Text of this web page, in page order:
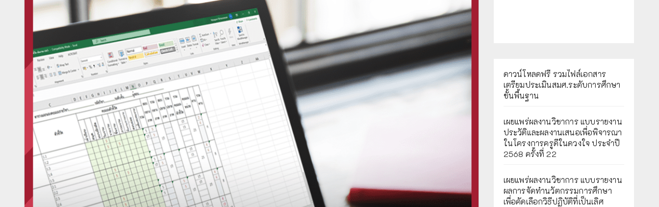
ดาวน์โหลดฟรี รวมไฟล์เอกสาร
เตรียมประเมินสมศ.ระดับการศึกษา
ขั้นพื้นฐาน
เผยแพร่ผลงานวิชาการ แบบรายงาน
ประวัติและผลงานเสนอเพื่อพิจารณา
ในโครงการครูดีในดวงใจ ประจำปี
2568 ครั้งที่ 22
เผยแพร่ผลงานวิชาการ แบบรายงาน
ผลการจัดทำนวัตกรรมการศึกษา
เพื่อคัดเลือกวิธีปฏิบัติที่เป็นเลิศ